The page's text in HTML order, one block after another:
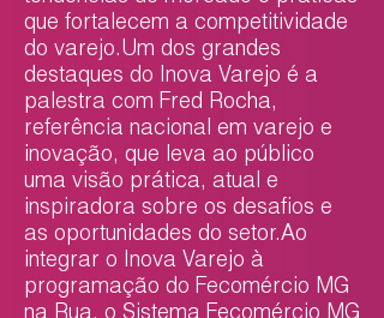
que fortalecem a competitividade
do varejo.Um dos grandes
destaques do Inova Varejo é a
palestra com Fred Rocha,
referência nacional em varejo e
inovação, que leva ao público
uma visão prática, atual e
inspiradora sobre os desafios e
as oportunidades do setor.Ao
integrar o Inova Varejo à
programação do Fecomércio MG
na Rua, o Sistema Fecomércio MG